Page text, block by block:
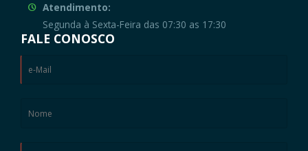
Atendimento:
Segunda à Sexta-Feira das 07:30 as 17:30
FALE CONOSCO